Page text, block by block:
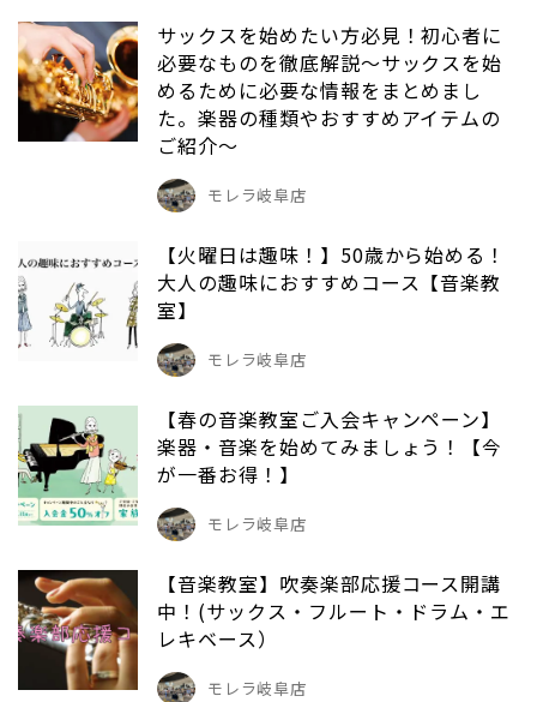
サックスを始めたい方必見！初心者に
必要なものを徹底解説～サックスを始
めるために必要な情報をまとめまし
た。楽器の種類やおすすめアイテムの
ご紹介～
モレラ岐阜店
【火曜日は趣味！】50歳から始める！
大人の趣味におすすめコース【音楽教
室】
モレラ岐阜店
【春の音楽教室ご入会キャンペーン】
楽器・音楽を始めてみましょう！【今
が一番お得！】
モレラ岐阜店
【音楽教室】吹奏楽部応援コース開講
中！(サックス・フルート・ドラム・エ
レキベース）
モレラ岐阜店